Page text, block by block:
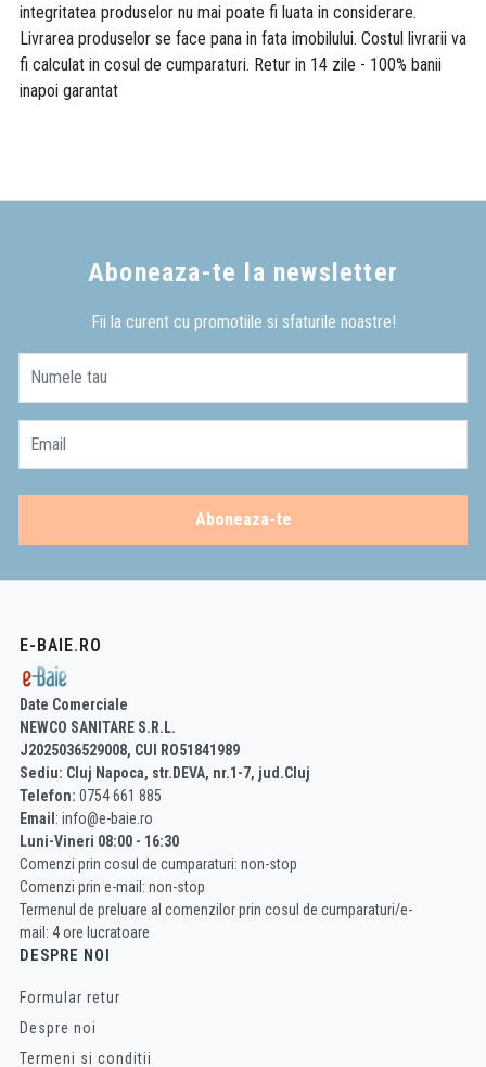
integritatea produselor nu mai poate fi luata in considerare.
Livrarea produselor se face pana in fata imobilului. Costul livrarii va
fi calculat in cosul de cumparaturi. Retur in 14 zile - 100% banii
inapoi garantat
Aboneaza-te la newsletter
Fii la curent cu promotiile si sfaturile noastre!
Numele tau
Email
Aboneaza-te
E-BAIE.RO
Date Comerciale
NEWCO SANITARE S.R.L.
J2025036529008, CUI RO51841989
Sediu: Cluj Napoca, str.DEVA, nr.1-7, jud.Cluj
Telefon: 0754 661 885
Email : info@e-baie.ro
Luni-Vineri 08:00 - 16:30
Comenzi prin cosul de cumparaturi: non-stop
Comenzi prin e-mail: non-stop
Termenul de preluare al comenzilor prin cosul de cumparaturi/e-
mail: 4 ore lucratoare
DESPRE NOI
Formular retur
Despre noi
Termeni si conditii